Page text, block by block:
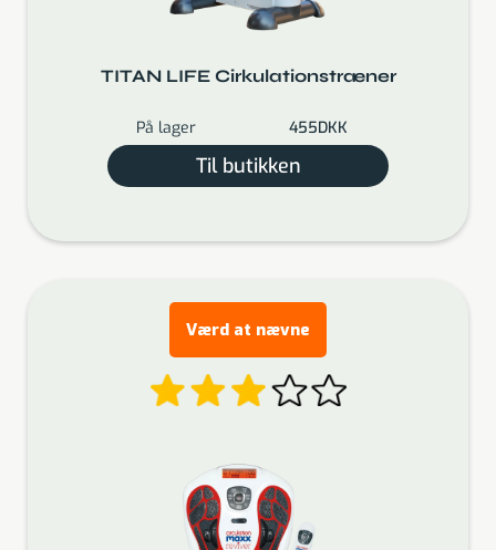
TITAN LIFE Cirkulationstræner
På lager 455DKK
Til butikken
Værd at nævne